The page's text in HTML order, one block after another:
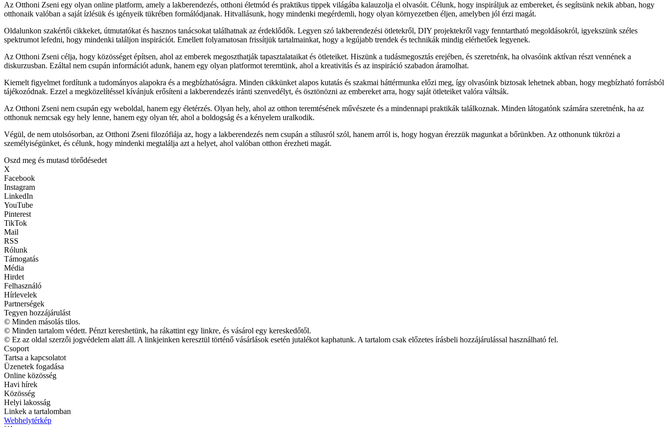
Az Otthoni Zseni egy olyan online platform, amely a lakberendezés, otthoni életmód és praktikus tippek világába kalauzolja el olvasóit. Célunk, hogy inspiráljuk az embereket, és segítsünk nekik abban, hogy
otthonaik valóban a saját ízlésük és igényeik tükrében formálódjanak. Hitvallásunk, hogy mindenki megérdemli, hogy olyan környezetben éljen, amelyben jól érzi magát.
Oldalunkon szakértői cikkeket, útmutatókat és hasznos tanácsokat találhatnak az érdeklődők. Legyen szó lakberendezési ötletekről, DIY projektekről vagy fenntartható megoldásokról, igyekszünk széles
spektrumot lefedni, hogy mindenki találjon inspirációt. Emellett folyamatosan frissítjük tartalmainkat, hogy a legújabb trendek és technikák mindig elérhetőek legyenek.
Az Otthoni Zseni célja, hogy közösséget építsen, ahol az emberek megoszthatják tapasztalataikat és ötleteiket. Hiszünk a tudásmegosztás erejében, és szeretnénk, ha olvasóink aktívan részt vennének a
diskurzusban. Ezáltal nem csupán információt adunk, hanem egy olyan platformot teremtünk, ahol a kreativitás és az inspiráció szabadon áramolhat.
Kiemelt figyelmet fordítunk a tudományos alapokra és a megbízhatóságra. Minden cikkünket alapos kutatás és szakmai háttérmunka előzi meg, így olvasóink biztosak lehetnek abban, hogy megbízható forrásból
tájékozódnak. Ezzel a megközelítéssel kívánjuk erősíteni a lakberendezés iránti szenvedélyt, és ösztönözni az embereket arra, hogy saját ötleteiket valóra váltsák.
Az Otthoni Zseni nem csupán egy weboldal, hanem egy életérzés. Olyan hely, ahol az otthon teremtésének művészete és a mindennapi praktikák találkoznak. Minden látogatónk számára szeretnénk, ha az
otthonuk nemcsak egy hely lenne, hanem egy olyan tér, ahol a boldogság és a kényelem uralkodik.
Végül, de nem utolsósorban, az Otthoni Zseni filozófiája az, hogy a lakberendezés nem csupán a stílusról szól, hanem arról is, hogy hogyan érezzük magunkat a bőrünkben. Az otthonunk tükrözi a
személyiségünket, és célunk, hogy mindenki megtalálja azt a helyet, ahol valóban otthon érezheti magát.
Oszd meg és mutasd törődésedet
X
Facebook
Instagram
LinkedIn
YouTube
Pinterest
TikTok
Mail
RSS
Rólunk
Támogatás
Média
Hirdet
Felhasználó
Hírlevelek
Partnerségek
Tegyen hozzájárulást
© Minden másolás tilos.
© Minden tartalom védett. Pénzt kereshetünk, ha rákattint egy linkre, és vásárol egy kereskedőtől.
© Ez az oldal szerzői jogvédelem alatt áll. A linkjeinken keresztül történő vásárlások esetén jutalékot kaphatunk. A tartalom csak előzetes írásbeli hozzájárulással használható fel.
Csoport
Tartsa a kapcsolatot
Üzenetek fogadása
Online közösség
Havi hírek
Közösség
Helyi lakosság
Linkek a tartalomban
Webhelytérkép